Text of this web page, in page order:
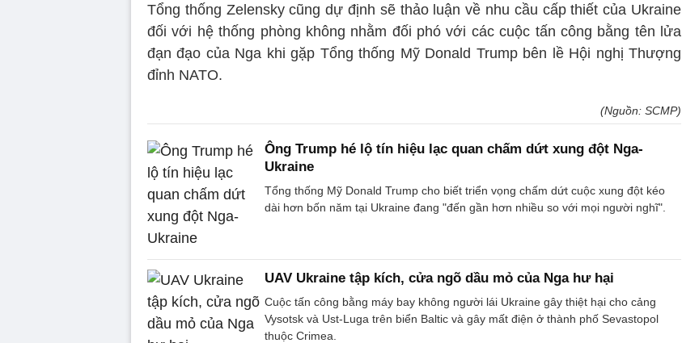
Tổng thống Zelensky cũng dự định sẽ thảo luận về nhu cầu cấp thiết của Ukraine
đối với hệ thống phòng không nhằm đối phó với các cuộc tấn công bằng tên lửa
đạn đạo của Nga khi gặp Tổng thống Mỹ Donald Trump bên lề Hội nghị Thượng
đỉnh NATO.
(Nguồn: SCMP)
Ông Trump hé lộ tín hiệu lạc quan chấm dứt xung đột Nga-
Ukraine
Tổng thống Mỹ Donald Trump cho biết triển vọng chấm dứt cuộc xung đột kéo
dài hơn bốn năm tại Ukraine đang "đến gần hơn nhiều so với mọi người nghĩ".
UAV Ukraine tập kích, cửa ngõ dầu mỏ của Nga hư hại
Cuộc tấn công bằng máy bay không người lái Ukraine gây thiệt hại cho cảng
Vysotsk và Ust-Luga trên biển Baltic và gây mất điện ở thành phố Sevastopol
thuộc Crimea.